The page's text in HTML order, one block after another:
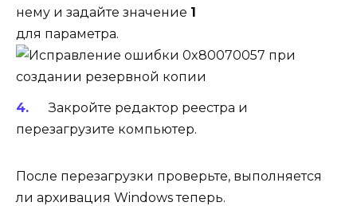
нему и задайте значение 1
для параметра.
Закройте редактор реестра и
перезагрузите компьютер.
После перезагрузки проверьте, выполняется
ли архивация Windows теперь.